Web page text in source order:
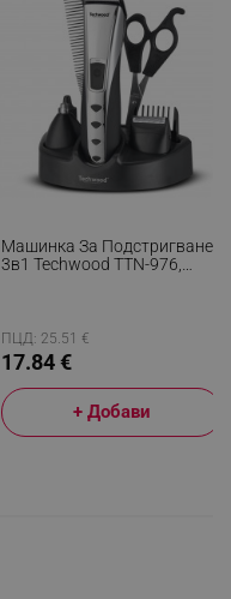
Машинка За Подстригване
3в1 Techwood TTN-976,
ПЦД: 25.51 €
17.84 €
+ Добави